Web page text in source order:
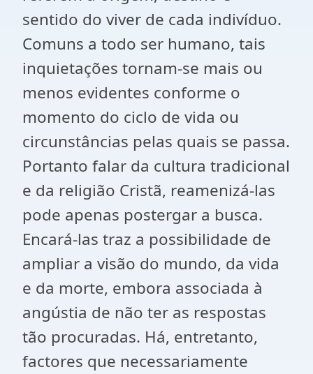
sentido do viver de cada indivíduo.
Comuns a todo ser humano, tais
inquietações tornam-se mais ou
menos evidentes conforme o
momento do ciclo de vida ou
circunstâncias pelas quais se passa.
Portanto falar da cultura tradicional
e da religião Cristã, reamenizá-las
pode apenas postergar a busca.
Encará-las traz a possibilidade de
ampliar a visão do mundo, da vida
e da morte, embora associada à
angústia de não ter as respostas
tão procuradas. Há, entretanto,
factores que necessariamente